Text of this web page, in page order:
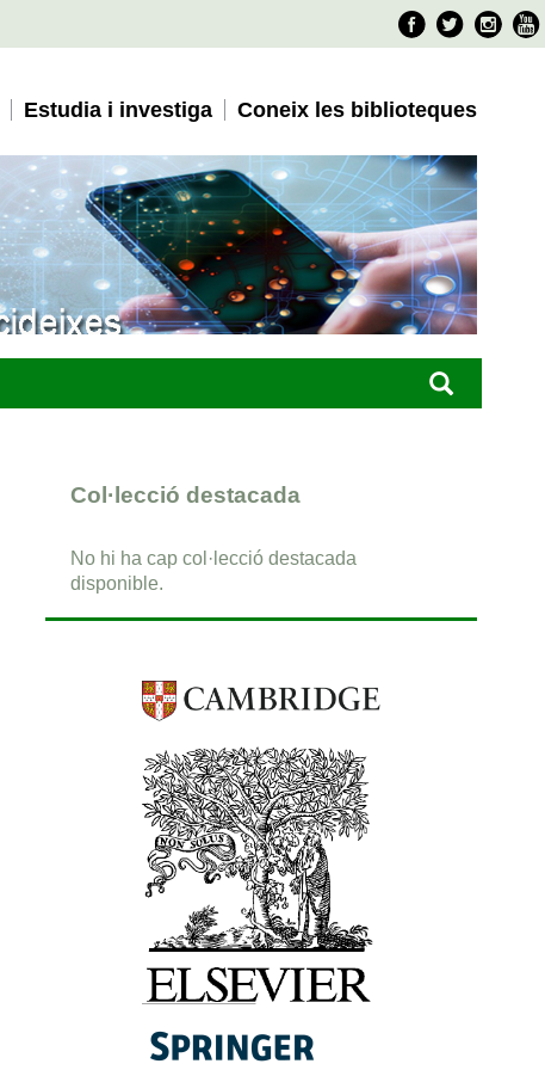
Twitter
Estudia i investiga Coneix les biblioteques
Col·lecció destacada
No hi ha cap col·lecció destacada
disponible.